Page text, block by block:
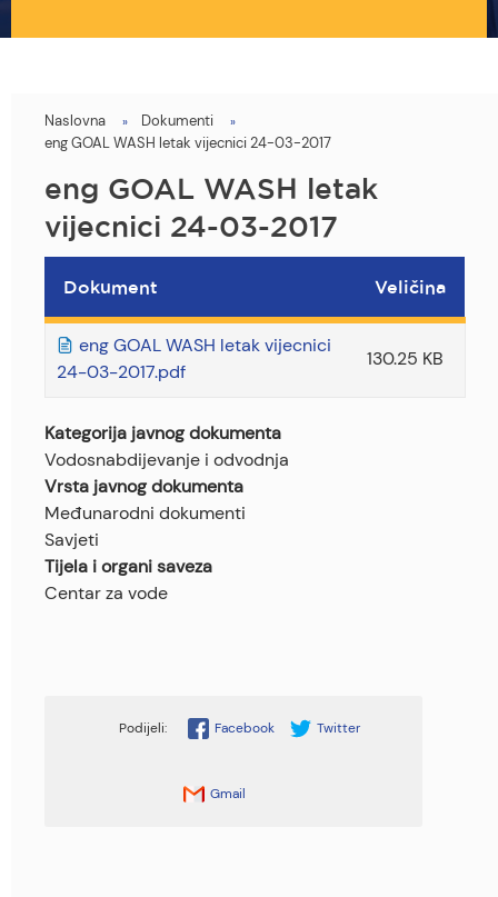
You
here
Naslovna
Dokumenti
eng GOAL WASH letak vijecnici 24-03-2017
eng GOAL WASH letak
vijecnici 24-03-2017
Dokument Veličina
eng GOAL WASH letak vijecnici
24-03-2017.pdf
130.25 KB
Kategorija javnog dokumenta
Vodosnabdijevanje i odvodnja
Vrsta javnog dokumenta
Međunarodni dokumenti
Savjeti
Tijela i organi saveza
Centar za vode
Facebook Twitter
Gmail